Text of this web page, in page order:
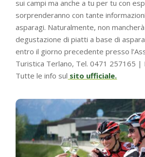
sui campi ma anche a tu per tu con
sorprenderanno con tante
asparagi. Naturalmente, non
degustazione di piatti a base di
entro il giorno precedente presso
Turistica Terlano, Tel. 0471 257165 |
Tutte le info sul sito ufficiale.